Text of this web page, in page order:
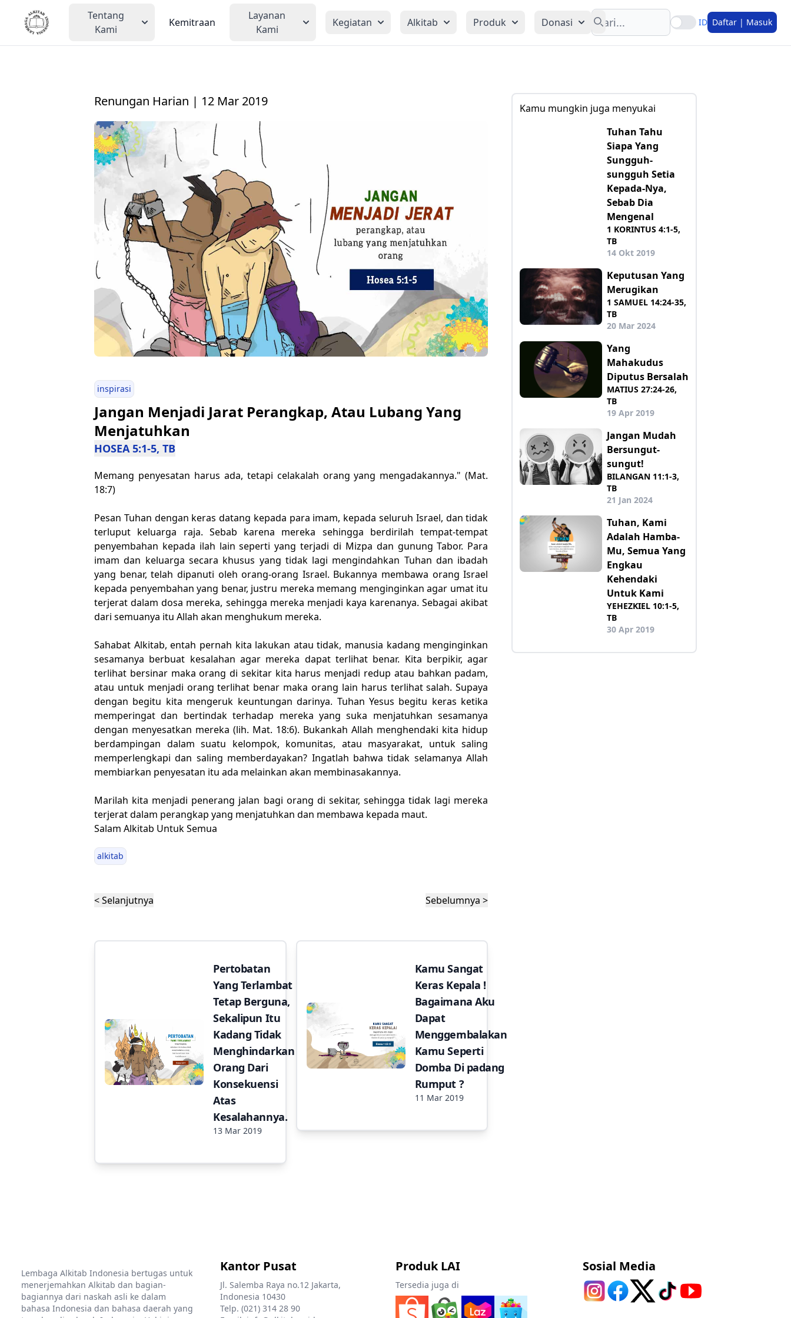
Tentang
Kami
Kemitraan
Layanan
Kami
Kegiatan Alkitab Produk Donasi
Search
ID Daftar | Masuk
Renungan Harian | 12 Mar 2019
inspirasi
Jangan Menjadi Jarat Perangkap, Atau Lubang Yang
Menjatuhkan
HOSEA 5:1-5, TB
Memang penyesatan harus ada, tetapi celakalah orang yang mengadakannya." (Mat.
18:7)
Pesan Tuhan dengan keras datang kepada para imam, kepada seluruh Israel, dan tidak
terluput keluarga raja. Sebab karena mereka sehingga berdirilah tempat-tempat
penyembahan kepada ilah lain seperti yang terjadi di Mizpa dan gunung Tabor. Para
imam dan keluarga secara khusus yang tidak lagi mengindahkan Tuhan dan ibadah
yang benar, telah dipanuti oleh orang-orang Israel. Bukannya membawa orang Israel
kepada penyembahan yang benar, justru mereka memang menginginkan agar umat itu
terjerat dalam dosa mereka, sehingga mereka menjadi kaya karenanya. Sebagai akibat
dari semuanya itu Allah akan menghukum mereka.
Sahabat Alkitab, entah pernah kita lakukan atau tidak, manusia kadang menginginkan
sesamanya berbuat kesalahan agar mereka dapat terlihat benar. Kita berpikir, agar
terlihat bersinar maka orang di sekitar kita harus menjadi redup atau bahkan padam,
atau untuk menjadi orang terlihat benar maka orang lain harus terlihat salah. Supaya
dengan begitu kita mengeruk keuntungan darinya. Tuhan Yesus begitu keras ketika
memperingat dan bertindak terhadap mereka yang suka menjatuhkan sesamanya
dengan menyesatkan mereka (lih. Mat. 18:6). Bukankah Allah menghendaki kita hidup
berdampingan dalam suatu kelompok, komunitas, atau masyarakat, untuk saling
memperlengkapi dan saling memberdayakan? Ingatlah bahwa tidak selamanya Allah
membiarkan penyesatan itu ada melainkan akan membinasakannya.
Marilah kita menjadi penerang jalan bagi orang di sekitar, sehingga tidak lagi mereka
terjerat dalam perangkap yang menjatuhkan dan membawa kepada maut.
Salam Alkitab Untuk Semua
alkitab
< Selanjutnya Sebelumnya >
Pertobatan
Yang Terlambat
Tetap Berguna,
Sekalipun Itu
Kadang Tidak
Menghindarkan
Orang Dari
Konsekuensi
Atas
Kesalahannya.
13 Mar 2019
Kamu Sangat
Keras Kepala !
Bagaimana Aku
Dapat
Menggembalakan
Kamu Seperti
Domba Di padang
Rumput ?
11 Mar 2019
Kamu mungkin juga menyukai
Tuhan Tahu
Siapa Yang
Sungguh-
sungguh Setia
Kepada-Nya,
Sebab Dia
Mengenal
1 KORINTUS 4:1-5,
TB
14 Okt 2019
Keputusan Yang
Merugikan
1 SAMUEL 14:24-35,
TB
20 Mar 2024
Yang
Mahakudus
Diputus Bersalah
MATIUS 27:24-26,
TB
19 Apr 2019
Jangan Mudah
Bersungut-
sungut!
BILANGAN 11:1-3,
TB
21 Jan 2024
Tuhan, Kami
Adalah Hamba-
Mu, Semua Yang
Engkau
Kehendaki
Untuk Kami
YEHEZKIEL 10:1-5,
TB
30 Apr 2019
Lembaga Alkitab Indonesia bertugas untuk
menerjemahkan Alkitab dan bagian-
bagiannya dari naskah asli ke dalam
bahasa Indonesia dan bahasa daerah yang
Kantor Pusat
Jl. Salemba Raya no.12 Jakarta,
Indonesia 10430
Telp. (021) 314 28 90
Produk LAI
Tersedia juga di
Sosial Media